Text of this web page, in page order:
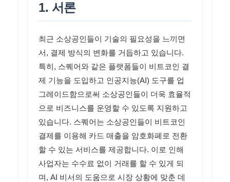
1. 서론
최근 소상공인들이 기술의 필요성을 느끼면
서, 결제 방식의 변화를 거듭하고 있습니다.
특히, 스퀘어와 같은 플랫폼들이 비트코인 결
제 기능을 도입하고 인공지능(AI) 도구를 업
그레이드함으로써 소상공인들이 더욱 효율적
으로 비즈니스를 운영할 수 있도록 지원하고
있습니다. 스퀘어는 소상공인들이 비트코인
결제를 이용해 카드 매출을 암호화폐로 전환
할 수 있는 서비스를 제공합니다. 이로 인해
사업자는 수수료 없이 거래를 할 수 있게 되
며, AI 비서의 도움으로 시장 상황에 맞춘 데